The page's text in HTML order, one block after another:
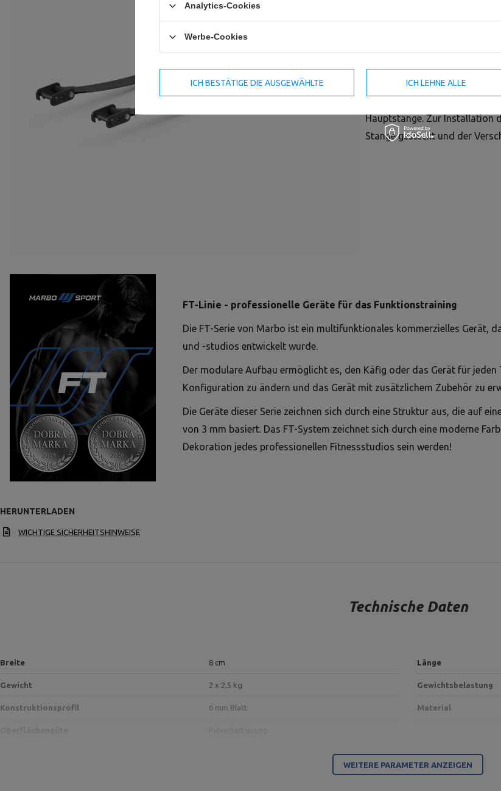
Die Sicherungsgurte MFT-
Die Sicherungsgurte bieten
und den Trainierenden, selbst
Das Befestigungssystem
Hauptstange. Zur Installation
Stange gesteckt und der
FT-Linie - professionelle Geräte für das Funktionstraining
Die FT-Serie von Marbo ist ein multifunktionales kommerzielles Gerät,
und -studios entwickelt wurde.
Der modulare Aufbau ermöglicht es, den Käfig oder das Gerät für
Konfiguration zu ändern und das Gerät mit zusätzlichem Zubehör zu
Die Geräte dieser Serie zeichnen sich durch eine Struktur aus, die auf
von 3 mm basiert. Das FT-System zeichnet sich durch eine moderne
Dekoration jedes professionellen Fitnessstudios sein werden!
HERUNTERLADEN
WICHTIGE SICHERHEITSHINWEISE
Technische Daten
Breite 8 cm Länge
Gewicht 2 x 2,5 kg Gewichtsbelastung
Konstruktionsprofil 6 mm Blatt Material
Für dieses Produkt verantwortliche Stelle in der
WEITERE PARAMETER ANZEIGEN
Analytics-Cookies
Werbe-Cookies
ICH BESTÄTIGE DIE AUSGEWÄHLTE ICH LEHNE ALLE